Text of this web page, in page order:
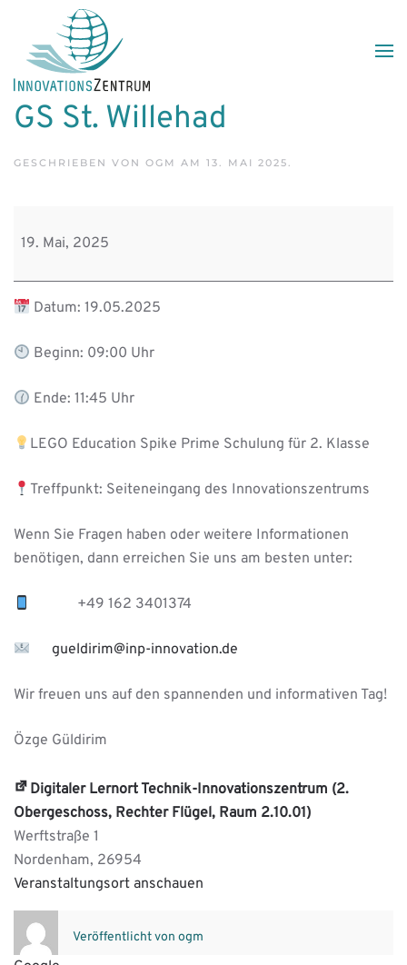
Skip to main content
GS St. Willehad
GESCHRIEBEN VON OGM AM 13. MAI 2025.
St.
19. Mai, 2025
Datum: 19.05.2025
Beginn: 09:00 Uhr
Ende: 11:45 Uhr
LEGO Education Spike Prime Schulung für 2. Klasse
Treffpunkt: Seiteneingang des Innovationszentrums
Wenn Sie Fragen haben oder weitere Informationen
benötigen, dann erreichen Sie uns am besten unter:
+49 162 3401374
gueldirim@inp-innovation.de
Wir freuen uns auf den spannenden und informativen Tag!
Özge Güldirim
Digitaler Lernort Technik-Innovationszentrum (2.
Obergeschoss, Rechter Flügel, Raum 2.10.01)
Werftstraße 1
Nordenham, 26954
Veranstaltungsort anschauen
Veröffentlicht von ogm